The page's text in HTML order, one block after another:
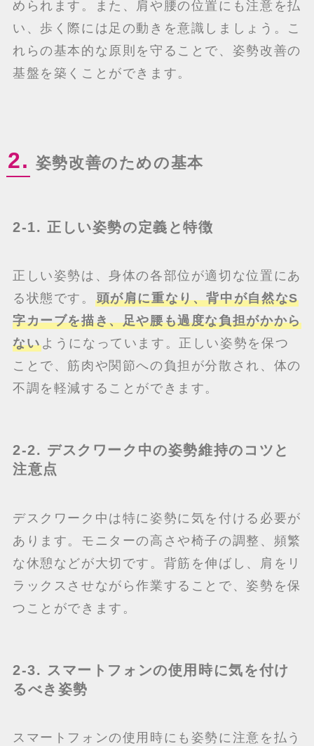
められます。また、肩や腰の位置にも注意を払
い、歩く際には足の動きを意識しましょう。こ
れらの基本的な原則を守ることで、姿勢改善の
基盤を築くことができます。
2. 姿勢改善のための基本
2-1. 正しい姿勢の定義と特徴
正しい姿勢は、身体の各部位が適切な位置にあ
る状態です。 頭が肩に重なり、背中が自然なS
字カーブを描き、足や腰も過度な負担がかから
ないようになっています。正しい姿勢を保つ
ことで、筋肉や関節への負担が分散され、体の
不調を軽減することができます。
2-2. デスクワーク中の姿勢維持のコツと
注意点
デスクワーク中は特に姿勢に気を付ける必要が
あります。モニターの高さや椅子の調整、頻繁
な休憩などが大切です。背筋を伸ばし、肩をリ
ラックスさせながら作業することで、姿勢を保
つことができます。
2-3. スマートフォンの使用時に気を付け
るべき姿勢
スマートフォンの使用時にも姿勢に注意を払う